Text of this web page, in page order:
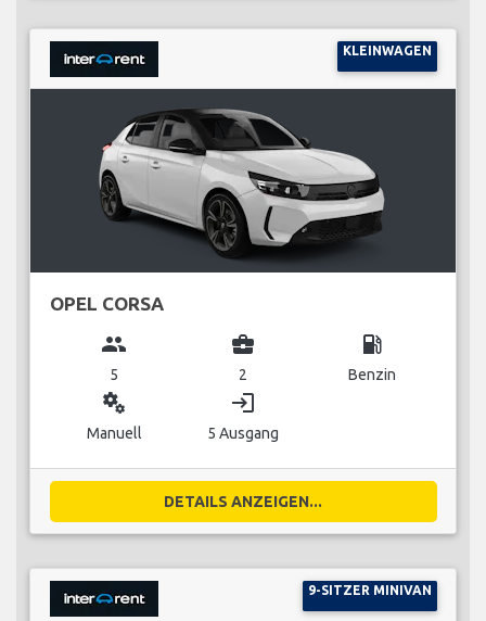
KLEINWAGEN
OPEL CORSA
group
5
business_center
2
local_gas_station
Benzin
miscellaneous_services
Manuell
login
5 Ausgang
DETAILS ANZEIGEN...
9-SITZER MINIVAN